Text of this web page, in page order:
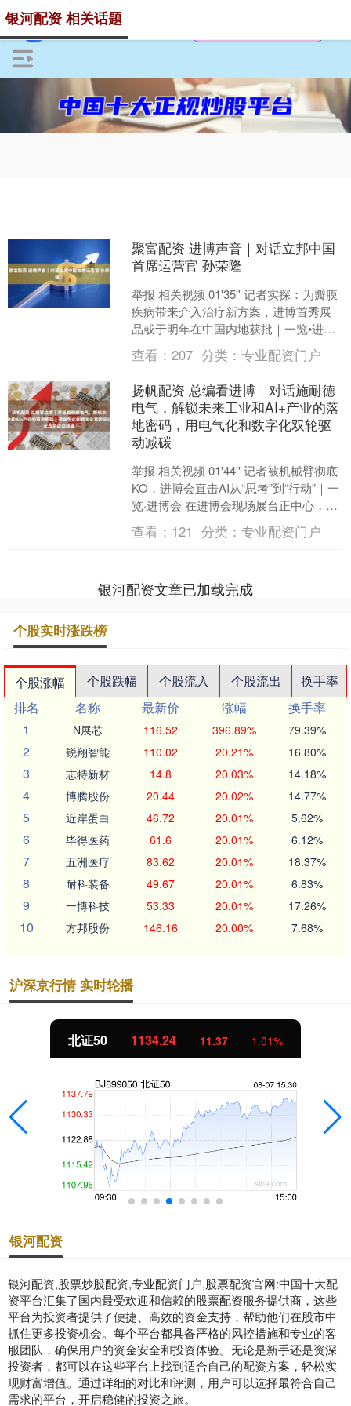
银河配资 相关话题
聚富配资 进博声音｜对话立邦中国
首席运营官 孙荣隆 ​
举报 相关视频 01'35'' 记者实探：为瓣膜
疾病带来介入治疗新方案，进博首秀展
品或于明年在中国内地获批｜一览•进博
会 在进博会的医疗....
查看：207 分类：专业配资门户
扬帆配资 总编看进博｜对话施耐德
电气，解锁未来工业和AI+产业的落
地密码，用电气化和数字化双轮驱
动减碳
举报 相关视频 01'44'' 记者被机械臂彻底
KO，进博会直击AI从“思考”到“行动”｜一
览·进博会 在进博会现场展台正中心，第
一财经....
查看： 121 分类：专业配资门户
银河配资文章已加载完成
个股实时涨跌榜
个股涨幅 个股跌幅 个股流入 个股流出
换手率
排名
名称 最新价 涨幅
换手率
1
N展芯 116.52 396.89% 79.39%
2 锐翔智能 110.02 20.21% 16.80%
3 志特新材 14.8 20.03% 14.18%
4 博腾股份 20.44 20.02% 14.77%
5 近岸蛋白 46.72 20.01% 5.62%
6 毕得医药 61.6 20.01% 6.12%
7 五洲医疗 83.62 20.01% 18.37%
8 耐科装备 49.67 20.01% 6.83%
9 一博科技 53.33 20.01% 17.26%
10 方邦股份 146.16 20.00% 7.68%
沪深京行情 实时轮播
北证50 1134.24 11.37 1.01%
银河配资
银河配资,股票炒股配资,专业配资门户,股票配资官网:中国十大配
资平台汇集了国内最受欢迎和信赖的股票配资服务提供商，这些
平台为投资者提供了便捷、高效的资金支持，帮助他们在股市中
抓住更多投资机会。每个平台都具备严格的风控措施和专业的客
服团队，确保用户的资金安全和投资体验。无论是新手还是资深
投资者，都可以在这些平台上找到适合自己的配资方案，轻松实
现财富增值。通过详细的对比和评测，用户可以选择最符合自己
需求的平台，开启稳健的投资之旅。